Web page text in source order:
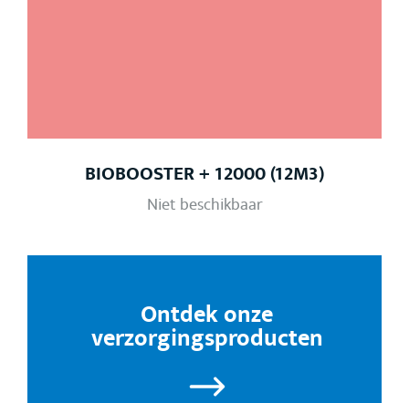
BIOBOOSTER + 12000 (12M3)
Niet beschikbaar
Ontdek onze
verzorgingsproducten